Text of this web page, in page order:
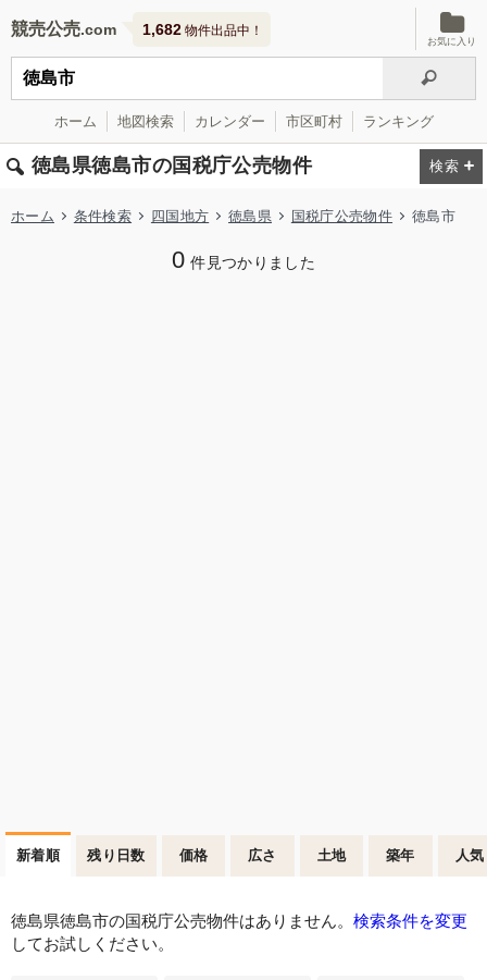
競売公売 1,682 物件出品中！
お気に入り
ホーム 地図検索 カレンダー 市区町村 ランキング
徳島県徳島市の国税庁公売物件
ホーム 条件検索 四国地方 徳島県 国税庁公売物件 徳島市
0 件見つかりました
新着順 残り日数 価格 広さ 土地 築年 人気
徳島県徳島市の国税庁公売物件はありません。 検索条件を変更
してお試しください。